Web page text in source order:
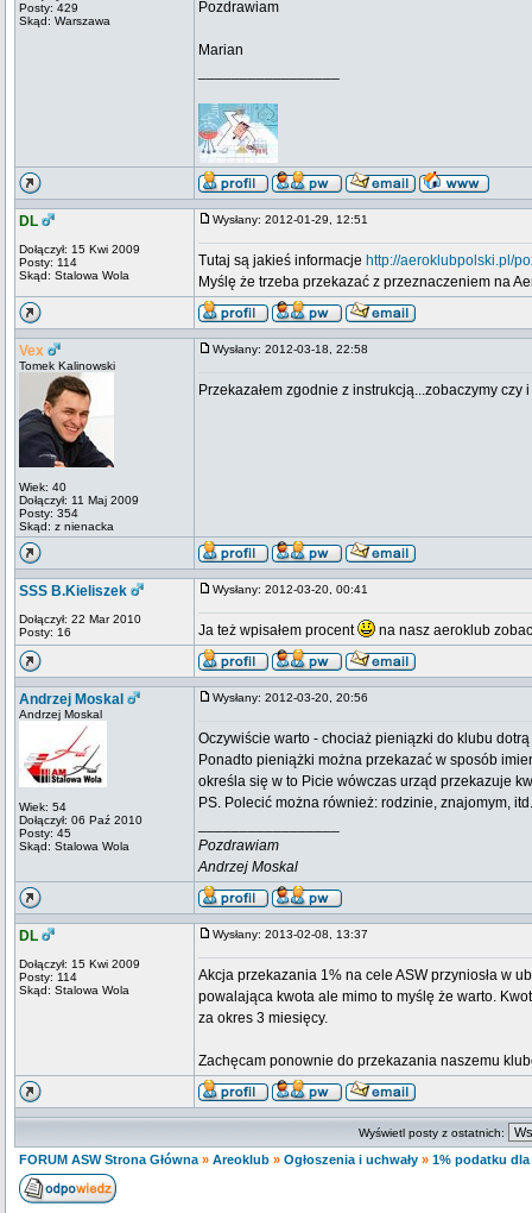
Posty: 429
Skąd: Warszawa
Pozdrawiam
Marian
DL
Dołączył: 15 Kwi 2009
Posty: 114
Skąd: Stalowa Wola
Wysłany: 2012-01-29, 12:51
Tutaj są jakieś informacje http://aeroklubpolski.pl/
Myślę że trzeba przekazać z przeznaczeniem na
Vex
Tomek Kalinowski
Wiek: 40
Dołączył: 11 Maj 2009
Posty: 354
Skąd: z nienacka
Wysłany: 2012-03-18, 22:58
Przekazałem zgodnie z instrukcją...zobaczymy
SSS B.Kieliszek
Dołączył: 22 Mar 2010
Posty: 16
Wysłany: 2012-03-20, 00:41
Ja też wpisałem procent na nasz aeroklub
Andrzej Moskal
Andrzej Moskal
Wiek: 54
Dołączył: 06 Paź 2010
Posty: 45
Skąd: Stalowa Wola
Wysłany: 2012-03-20, 20:56
Oczywiście warto - chociaż pieniązki do klubu
Ponadto pieniążki można przekazać w sposób
określa się w to Picie wówczas urząd przekazuje
PS. Polecić można również: rodzinie, znajomym, itd.
Pozdrawiam
Andrzej Moskal
DL
Dołączył: 15 Kwi 2009
Posty: 114
Skąd: Stalowa Wola
Wysłany: 2013-02-08, 13:37
Akcja przekazania 1% na cele ASW przyniosła w
powalająca kwota ale mimo to myślę że warto.
za okres 3 miesięcy.
Zachęcam ponownie do przekazania naszemu
Wyświetl posty z ostatnich:
FORUM ASW Strona Główna » Areoklub » Ogłoszenia i uchwały » 1% podatku dla